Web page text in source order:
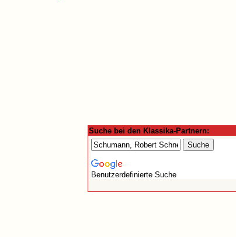
Suche bei den Klassika-Partnern:
Benutzerdefinierte Suche